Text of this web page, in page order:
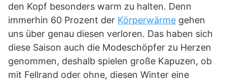
den Kopf besonders warm zu halten. Denn
immerhin 60 Prozent der Körperwärme gehen
uns über genau diesen verloren. Das haben sich
diese Saison auch die Modeschöpfer zu Herzen
genommen, deshalb spielen große Kapuzen, ob
mit Fellrand oder ohne, diesen Winter eine